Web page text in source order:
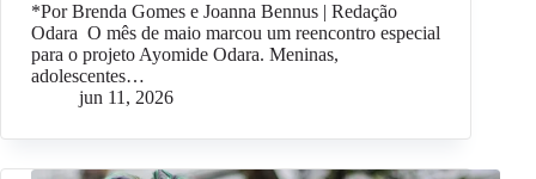
*Por Brenda Gomes e Joanna Bennus | Redação
Odara O mês de maio marcou um reencontro especial
para o projeto Ayomide Odara. Meninas,
adolescentes…
jun 11, 2026